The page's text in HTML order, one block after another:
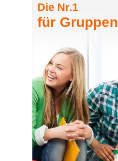
Die Nr.1
für Gruppen